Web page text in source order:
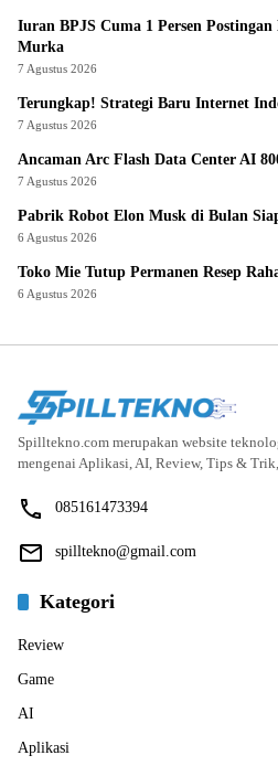
Iuran BPJS Cuma 1 Persen
Murka
7 Agustus 2026
Terungkap! Strategi Baru Internet
7 Agustus 2026
Ancaman Arc Flash Data Center AI
7 Agustus 2026
Pabrik Robot Elon Musk di Bulan
6 Agustus 2026
Toko Mie Tutup Permanen Resep
6 Agustus 2026
Spilltekno.com merupakan website
mengenai Aplikasi, AI, Review, Tips & Trik,
085161473394
spilltekno@gmail.com
Kategori
Review
Game
AI
Aplikasi